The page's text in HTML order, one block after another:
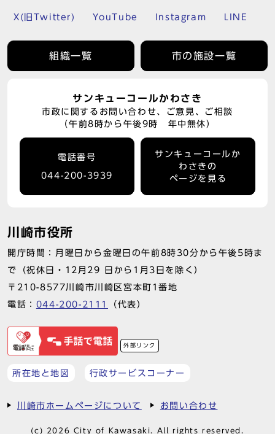
X(旧Twitter) YouTube Instagram LINE
組織一覧 市の施設一覧
サンキューコールかわさき
市政に関するお問い合わせ、ご意見、ご相談
（午前8時から午後9時 年中無休）
電話番号
044-200-3939
サンキューコールか
わさきの
ページを見る
川崎市役所
開庁時間：月曜日から金曜日の午前8時30分から午後5時ま
で（祝休日・12月29 日から1月3日を除く）
〒210-8577川崎市川崎区宮本町1番地
電話： 044-200-2111 （代表）
外部リンク
所在地と地図 行政サービスコーナー
川崎市ホームページについて お問い合わせ
(c) 2026 City of Kawasaki. All rights reserved.